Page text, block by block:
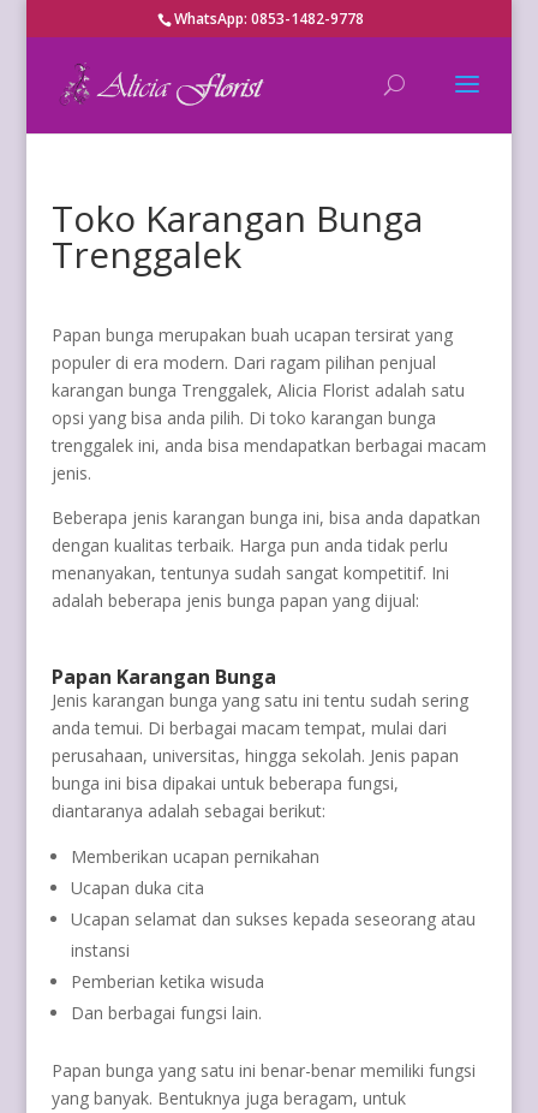
WhatsApp: 0853-1482-9778
Toko Karangan Bunga
Trenggalek
Papan bunga merupakan buah ucapan tersirat yang
populer di era modern. Dari ragam pilihan penjual
karangan bunga Trenggalek, Alicia Florist adalah satu
opsi yang bisa anda pilih. Di toko karangan bunga
trenggalek ini, anda bisa mendapatkan berbagai macam
jenis.
Beberapa jenis karangan bunga ini, bisa anda dapatkan
dengan kualitas terbaik. Harga pun anda tidak perlu
menanyakan, tentunya sudah sangat kompetitif. Ini
adalah beberapa jenis bunga papan yang dijual:
Papan Karangan Bunga
Jenis karangan bunga yang satu ini tentu sudah sering
anda temui. Di berbagai macam tempat, mulai dari
perusahaan, universitas, hingga sekolah. Jenis papan
bunga ini bisa dipakai untuk beberapa fungsi,
diantaranya adalah sebagai berikut:
Memberikan ucapan pernikahan
Ucapan duka cita
Ucapan selamat dan sukses kepada seseorang atau
instansi
Pemberian ketika wisuda
Dan berbagai fungsi lain.
Papan bunga yang satu ini benar-benar memiliki fungsi
yang banyak. Bentuknya juga beragam, untuk